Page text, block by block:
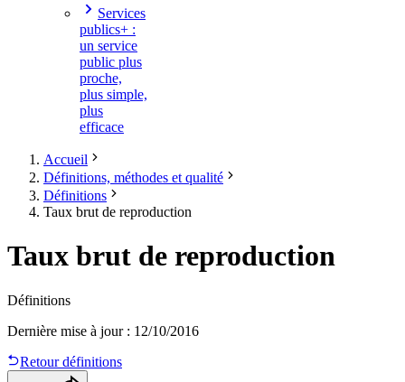
Services
publics+ :
un service
public plus
proche,
plus simple,
plus
efficace
Accueil
Définitions, méthodes et qualité
Définitions
Taux brut de reproduction
Taux brut de reproduction
Définitions
Dernière mise à jour: 12/10/2016
Retour définitions